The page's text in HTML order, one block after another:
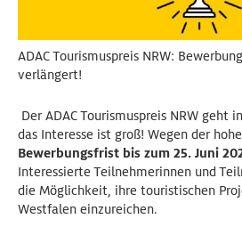
ADAC Tourismuspreis NRW:
verlängert!
Der ADAC Tourismuspreis NRW geht
das Interesse ist groß! Wegen der
Bewerbungsfrist bis zum 25. Juni
Interessierte Teilnehmerinnen und
die Möglichkeit, ihre touristischen
Westfalen einzureichen.